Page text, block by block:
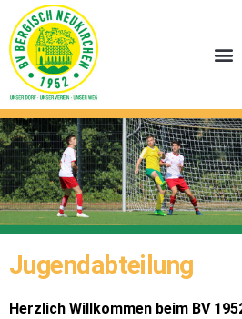
Jugendabteilung
Herzlich Willkommen beim BV